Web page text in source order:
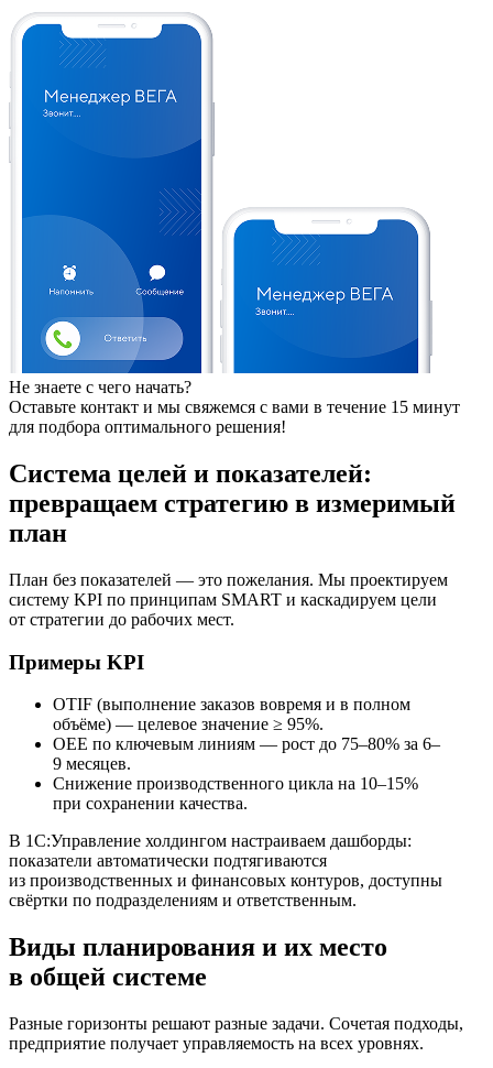
Не знаете с чего начать?
Оставьте контакт и мы свяжемся с вами в течение 15 минут
для подбора оптимального решения!
Система целей и показателей:
превращаем стратегию в измеримый
план
План без показателей — это пожелания. Мы проектируем
систему KPI по принципам SMART и каскадируем цели
от стратегии до рабочих мест.
Примеры KPI
OTIF (выполнение заказов вовремя и в полном
объёме) — целевое значение ≥ 95%.
OEE по ключевым линиям — рост до 75–80% за 6–
9 месяцев.
Снижение производственного цикла на 10–15%
при сохранении качества.
В 1С:Управление холдингом настраиваем дашборды:
показатели автоматически подтягиваются
из производственных и финансовых контуров, доступны
свёртки по подразделениям и ответственным.
Виды планирования и их место
в общей системе
Разные горизонты решают разные задачи. Сочетая подходы,
предприятие получает управляемость на всех уровнях.